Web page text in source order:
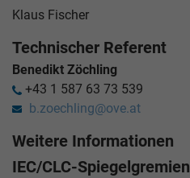
Klaus Fischer
Technischer Referent
Benedikt Zöchling
+43 1 587 63 73 539
b.zoechling@ove.at
Weitere Informationen
IEC/CLC-Spiegelgremien